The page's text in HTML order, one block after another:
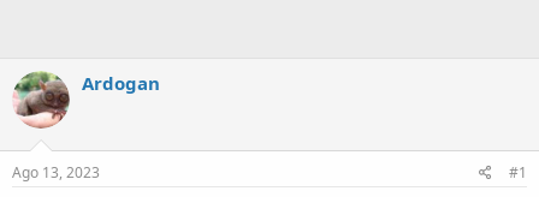
Ardogan
Ago 13, 2023 #1